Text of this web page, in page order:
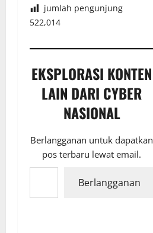
jumlah pengunjung
522,014
EKSPLORASI KONTEN
LAIN DARI CYBER
NASIONAL
Berlangganan untuk dapatkan
pos terbaru lewat email.
Ketikkan email Anda...
Berlangganan